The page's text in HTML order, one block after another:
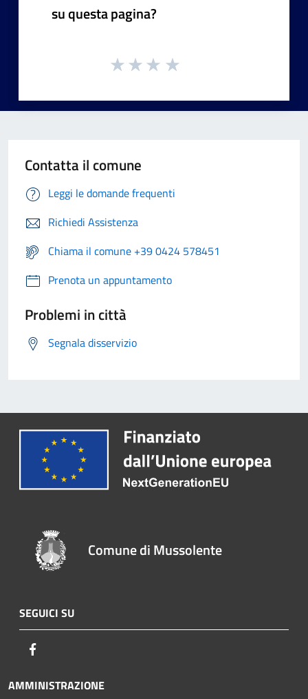
su questa pagina?
Contatta il comune
Leggi le domande frequenti
Richiedi Assistenza
Chiama il comune +39 0424 578451
Prenota un appuntamento
Problemi in città
Segnala disservizio
Comune di Mussolente
SEGUICI SU
AMMINISTRAZIONE